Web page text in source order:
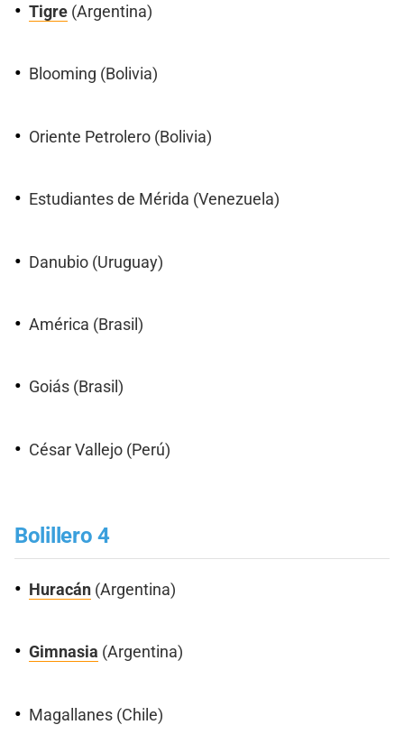
Tigre (Argentina)
Blooming (Bolivia)
Oriente Petrolero (Bolivia)
Estudiantes de Mérida (Venezuela)
Danubio (Uruguay)
América (Brasil)
Goiás (Brasil)
César Vallejo (Perú)
Bolillero 4
Huracán (Argentina)
Gimnasia (Argentina)
Magallanes (Chile)